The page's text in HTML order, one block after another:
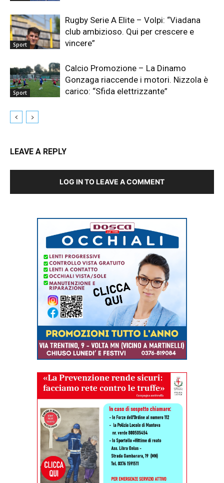
Sport
Rugby Serie A Elite – Volpi: “Viadana
club ambizioso. Qui per crescere e
vincere”
Sport
Calcio Promozione – La Dinamo
Gonzaga riaccende i motori. Nizzola è
carico: “Sfida elettrizzante”
LEAVE A REPLY
LOG IN TO LEAVE A COMMENT